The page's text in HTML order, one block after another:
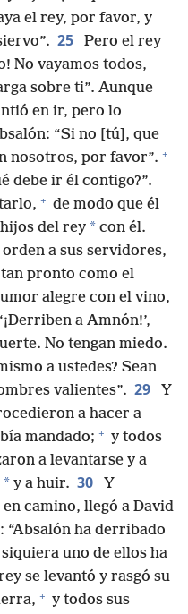
el rey, por favor, y
25
Pero el rey
No vayamos todos,
sobre ti”. Aunque
en ir, pero lo
“Si no [tú], que
nosotros, por favor”. +
debe ir él contigo?”.
+ de modo que él
del rey * con él.
a sus servidores,
pronto como el
alegre con el vino,
a Amnón!’,
No tengan miedo.
a ustedes? Sean
valientes”. 29
Y
a hacer a
mandado; + y todos
a levantarse y a
* y a huir. 30
Y
camino, llegó a David
“Absalón ha derribado
uno de ellos ha
se levantó y rasgó su
+ y todos sus